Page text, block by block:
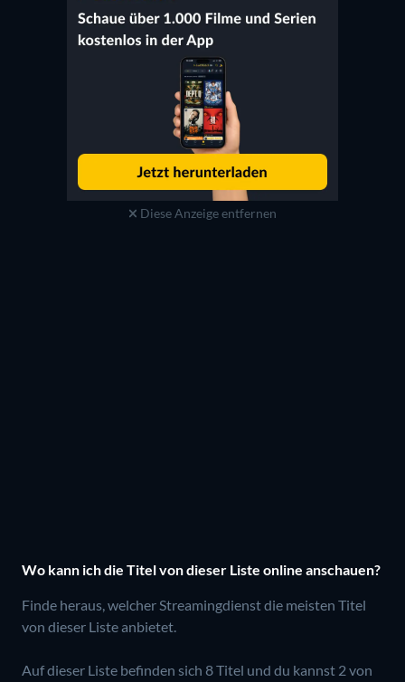
Diese Anzeige entfernen
Wo kann ich die Titel von dieser Liste online anschauen?
Finde heraus, welcher Streamingdienst die meisten Titel
von dieser Liste anbietet.
Auf dieser Liste befinden sich 8 Titel und du kannst 2 von